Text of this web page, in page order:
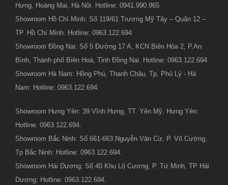
Hưng, Hoàng Mai, Hà Nội. Hotline: 0941.990.965
Showroom Hồ Chí Minh: Số 119/61 Trương Mỹ Tây – Quận 12 –
TP. Hồ Chí Minh. Hotline: 0963.122.694
Showroom Đồng Nai: Số 5 Đường 17 A, KCN Biên Hòa 2, P.An
Bình, Thành phố Biên Hoà, Tỉnh Đồng Nai. Hotline: 0963.122.694
Showroom Hà Nam: Hồng Phú, Thanh Châu, Tp. Phủ Lý - Hà
Nam: Hotline: 0963.122.694.
Showroom Hưng Yên: 39 Vĩnh Hưng, TT. Yên Mỹ, Hưng Yên:
Hotline: 0963.122.694.
Showroom Bắc Ninh: Số 661-663 Nguyễn Văn Cừ, P. Võ Cường,
Tp Bắc Ninh: Hotline: 0963.122.694.
Showroom Hải Dương: Số 40 Khu Lộ Cương, P. Tứ Minh, TP Hải
Dương: Hotline: 0963.122.694.